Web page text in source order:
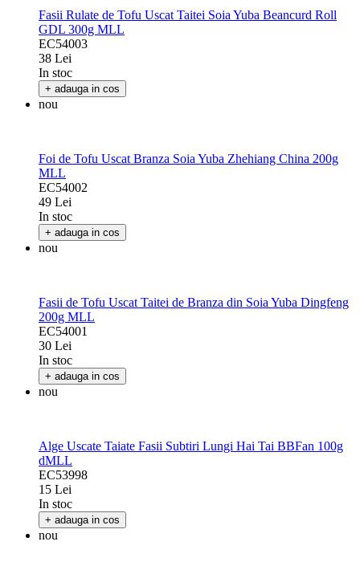
Fasii Rulate de Tofu Uscat Taitei Soia Yuba Beancurd Roll
GDL 300g MLL
EC54003
38 Lei
In stoc
+ adauga in cos
nou
Foi de Tofu Uscat Branza Soia Yuba Zhehiang China 200g
MLL
EC54002
49 Lei
In stoc
+ adauga in cos
nou
Fasii de Tofu Uscat Taitei de Branza din Soia Yuba Dingfeng
200g MLL
EC54001
30 Lei
In stoc
+ adauga in cos
nou
Alge Uscate Taiate Fasii Subtiri Lungi Hai Tai BBFan 100g
dMLL
EC53998
15 Lei
In stoc
+ adauga in cos
nou